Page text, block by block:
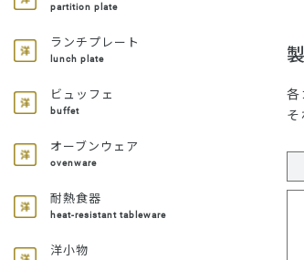
partition plate
ランチプレート
lunch plate
ビュッフェ
buffet
オーブンウェア
ovenware
耐熱食器
heat-resistant tableware
洋小物
各